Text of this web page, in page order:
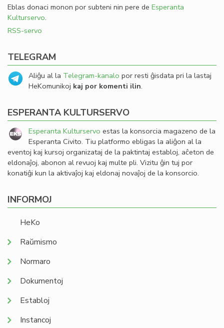
Eblas donaci monon por subteni nin pere de Esperanta
Kulturservo.
RSS-servo
TELEGRAM
Aliĝu al la Telegram-kanalo por resti ĝisdata pri la lastaj
HeKomunikoj kaj por komenti ilin.
ESPERANTA KULTURSERVO
Esperanta Kulturservo estas la konsorcia magazeno de la
Esperanta Civito. Tiu platformo ebligas la aliĝon al la
eventoj kaj kursoj organizataj de la paktintaj establoj, aĉeton de
eldonaĵoj, abonon al revuoj kaj multe pli. Vizitu ĝin tuj por
konatiĝi kun la aktivaĵoj kaj eldonaj novaĵoj de la konsorcio.
INFORMOJ
HeKo
Raŭmismo
Normaro
Dokumentoj
Establoj
Instancoj